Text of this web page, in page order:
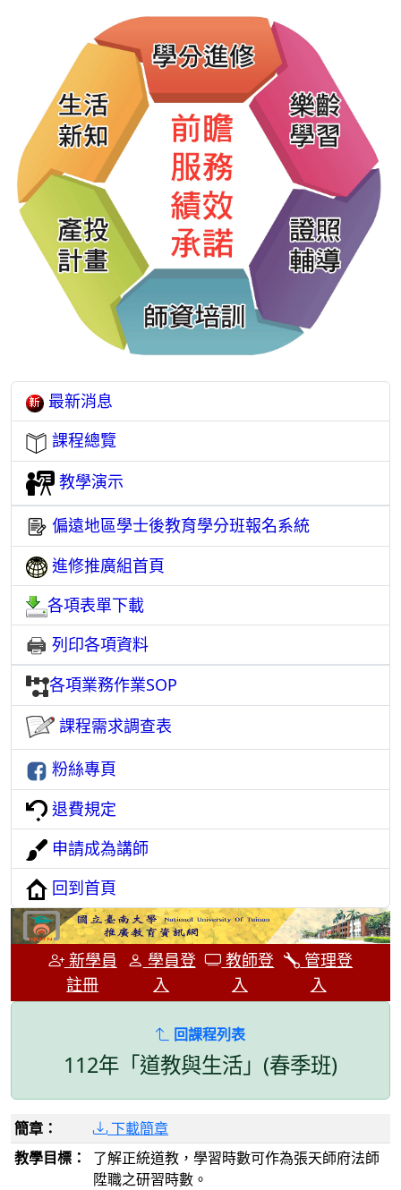
最新消息
課程總覽
教學演示
偏遠地區學士後教育學分班報名系統
進修推廣組首頁
各項表單下載
列印各項資料
各項業務作業SOP
課程需求調查表
粉絲專頁
退費規定
申請成為講師
回到首頁
新學員
註冊
學員登
入
教師登
入
管理登
入
回課程列表
112年「道教與生活」(春季班)
簡章：
下載簡章
教學目標：
了解正統道教，學習時數可作為張天師府法師
陞職之研習時數。